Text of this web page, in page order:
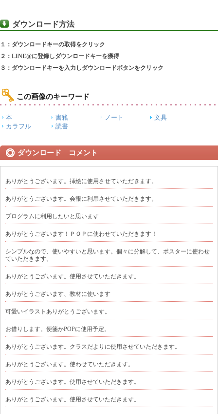
ダウンロード方法
１：ダウンロードキーの取得をクリック
２：LINE@に登録しダウンロードキーを獲得
３：ダウンロードキーを入力しダウンロードボタンをクリック
この画像のキーワード
本 書籍 ノート
文具
カラフル
読書
ダウンロード コメント
ありがとうございます。挿絵に使用させていただきます。
ありがとうございます。会報に利用させていただきます。
プログラムに利用したいと思います
ありがとうございます！ＰＯＰに使わせていただきます！
シンプルなので、使いやすいと思います。個々に分解して、ポスターに使わせ
ていただきます。
ありがとうございます。使用させていただきます。
ありがとうございます、教材に使います
可愛いイラストありがとうございます。
お借りします。便箋かPOPに使用予定。
ありがとうございます。クラスだよりに使用させていただきます。
ありがとうございます。使わせていただきます。
ありがとうございます。使用させていただきます。
ありがとうございます。使用させていただきます。